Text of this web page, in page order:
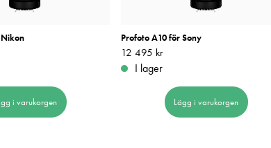
i varukorgen
Profoto A10 för Sony
Pris :12 495 kr
12 495 kr
I lager
Lägg i varukorgen